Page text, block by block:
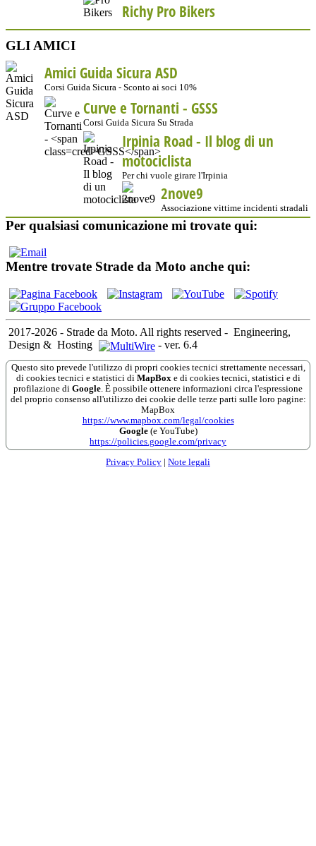
Richy Pro Bikers
GLI AMICI
Amici Guida Sicura ASD
Corsi Guida Sicura - Sconto ai soci 10%
Curve e Tornanti - GSSS
Corsi Guida Sicura Su Strada
Irpinia Road - Il blog di un
motociclista
Per chi vuole girare l'Irpinia
2nove9
Associazione vittime incidenti stradali
Per qualsiasi comunicazione mi trovate qui:
Mentre trovate Strade da Moto anche qui:
2017-2026 - Strade da Moto. All rights reserved - Engineering,
Design & Hosting - ver. 6.4
Questo sito prevede l'utilizzo di propri cookies tecnici strettamente necessari,
di cookies tecnici e statistici di MapBox e di cookies tecnici, statistici e di
profilazione di Google . È possibile ottenere informazioni circa l'espressione
del proprio consenso all'utilizzo dei cookie delle terze parti sulle loro pagine:
MapBox
https://www.mapbox.com/legal/cookies
Google(e YouTube)
https://policies.google.com/privacy
Privacy Policy | Note legali